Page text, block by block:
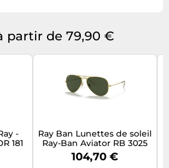
partir de 79,90 €
-
181
Ray Ban Lunettes de soleil
Ray-Ban Aviator RB 3025
(001) 62mm Femme
104,70 €